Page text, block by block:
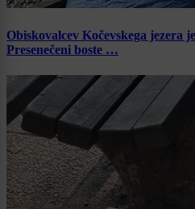
Obiskovalcev Kočevskega jezera
Presenečeni boste …